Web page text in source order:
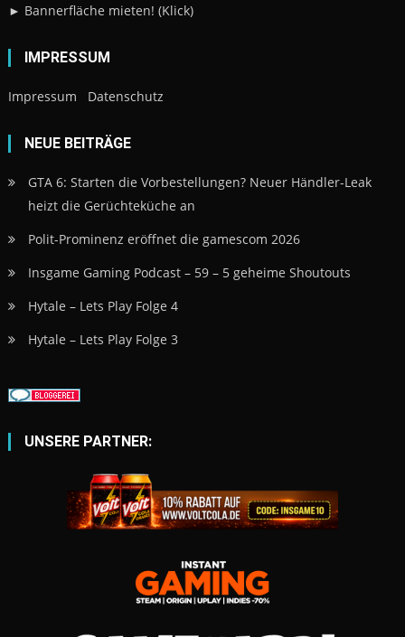
► Bannerfläche mieten! (Klick)
IMPRESSUM
Impressum Datenschutz
NEUE BEITRÄGE
GTA 6: Starten die Vorbestellungen? Neuer Händler-Leak
heizt die Gerüchteküche an
Polit-Prominenz eröffnet die gamescom 2026
Insgame Gaming Podcast – 59 – 5 geheime Shoutouts
Hytale – Lets Play Folge 4
Hytale – Lets Play Folge 3
UNSERE PARTNER: